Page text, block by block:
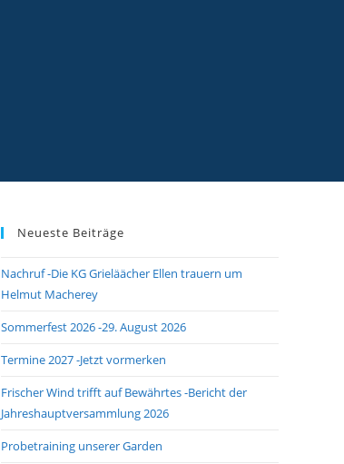
Neueste Beiträge
Nachruf -Die KG Grieläächer Ellen trauern um
Helmut Macherey
Sommerfest 2026 -29. August 2026
Termine 2027 -Jetzt vormerken
Frischer Wind trifft auf Bewährtes -Bericht der
Jahreshauptversammlung 2026
Probetraining unserer Garden